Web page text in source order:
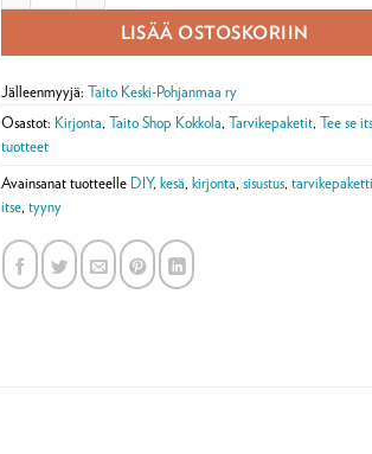
LISÄÄ OSTOSKORIIN
Jälleenmyyjä: Taito Keski-Pohjanmaa ry
Osastot: Kirjonta, Taito Shop Kokkola, Tarvikepaketit, Tee se
tuotteet
Avainsanat tuotteelle DIY, kesä, kirjonta, sisustus, tarvikepaketti
itse, tyyny